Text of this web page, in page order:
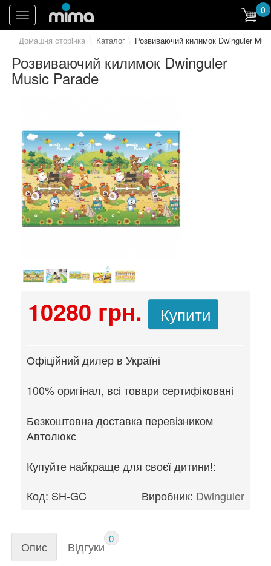
0
Toggle
navigation
Домашня сторiнка Каталог Розвиваючий килимок Dwinguler
Розвиваючий килимок Dwinguler
Music Parade
10280 грн. Купити
Офіційний дилер в Україні
100% оригінал, всі товари сертифіковані
Безкоштовна доставка перевізником
Автолюкс
Купуйте найкраще для своєї дитини!:
Код: SH-GC Виробник: Dwinguler
Опис Вiдгуки
0